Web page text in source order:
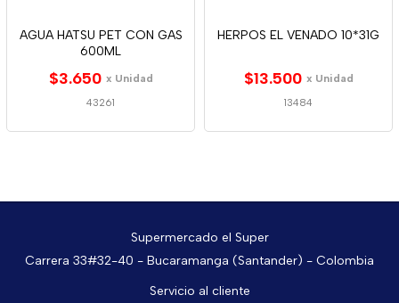
AGUA HATSU PET CON GAS
600ML
$3.650 x Unidad
43261
HERPOS EL VENADO 10*31G
$13.500 x Unidad
13484
Supermercado el Super
Carrera 33#32-40 - Bucaramanga (Santander) - Colombia
Servicio al cliente